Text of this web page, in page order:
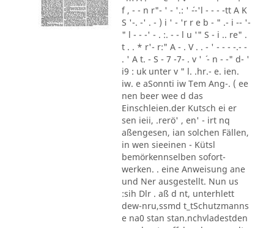
f , - - n r"- ' - '.: ' ´--'l - - - -tt A K
S '-. -' . - ) i ' - 'r r e b - " .- i -- '-
" l - - -' - . :. - - l u '" S - i .. re" .
t . . * r'- r:" A - . V . . - ' - - - -.- -
. ' A t. - S - 7 -7- . v ' ´ - n - -" d- '
i9 : uk unter v " l. .hr.- e. ien.
iw. e aSonnti iw Tem Ang-. ( ee
nen beer wee d das
Einschleien.der Kutsch ei er
sen ieii, .rerö' , en' - irt nq
aßengesen, ian solchen Fällen,
in wen sieeinen - Kütsl
bemörkennselben sofort-
werken. . eine Anweisung ane
und Ner ausgestellt. Nun us
:sih Dlr . aß d nt, unterhlett
dew-nru,ssmd t_tSchutzmanns
e na0 stan stan.nchvladestden